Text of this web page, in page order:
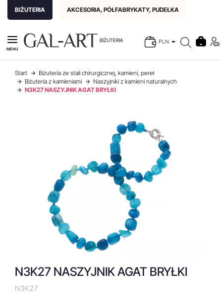
BIŻUTERIA AKCESORIA, PÓŁFABRYKATY, PUDEŁKA
BIŻUTERIA PLN
MENU
Start
Biżuteria ze stali chirurgicznej, kamieni, pereł
Biżuteria z kamieniami
Naszyjniki z kamieni naturalnych
N3K27 NASZYJNIK AGAT BRYŁKI
N3K27 NASZYJNIK AGAT BRYŁKI
N3K27